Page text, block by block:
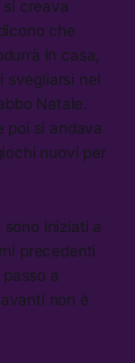
creava
che
in casa,
svegliarsi nel
Natale.
poi si andava
nuovi per
iniziati a
precedenti
a
non è